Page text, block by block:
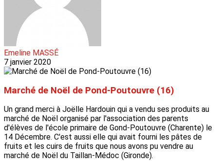
Emeline MASSÉ
7 janvier 2020
Marché de Noël de Pond-Poutouvre (16)
Un grand merci à Joëlle Hardouin qui a vendu ses produits au
marché de Noël organisé par l'association des parents
d'élèves de l'école primaire de Gond-Poutouvre (Charente) le
14 Décembre. C'est aussi elle qui avait fourni les pâtes de
fruits et les cuirs de fruits que nous avons pu vendre au
marché de Noël du Taillan-Médoc (Gironde).